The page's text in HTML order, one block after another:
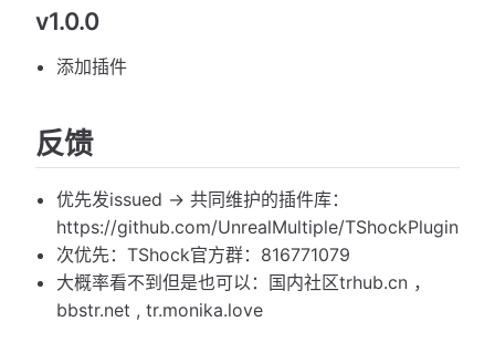
v1.0.0
添加插件
反馈
优先发issued -> 共同维护的插件库：
https://github.com/UnrealMultiple/TShockPlugin
次优先：TShock官方群：816771079
大概率看不到但是也可以：国内社区trhub.cn ，
bbstr.net , tr.monika.love